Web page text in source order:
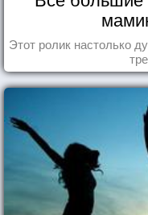
Этот ролик настолько